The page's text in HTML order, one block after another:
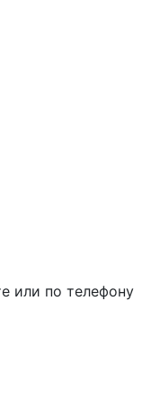
или по телефону